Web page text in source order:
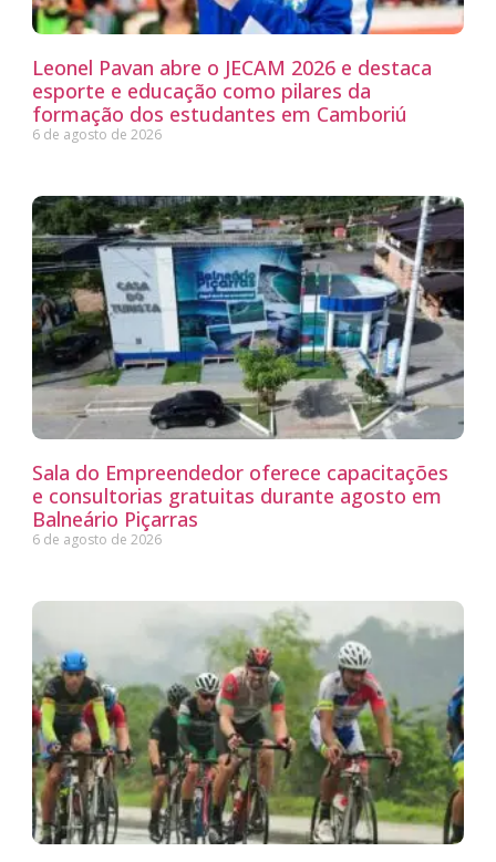
Leonel Pavan abre o JECAM 2026 e destaca
esporte e educação como pilares da
formação dos estudantes em Camboriú
6 de agosto de 2026
Sala do Empreendedor oferece capacitações
e consultorias gratuitas durante agosto em
Balneário Piçarras
6 de agosto de 2026